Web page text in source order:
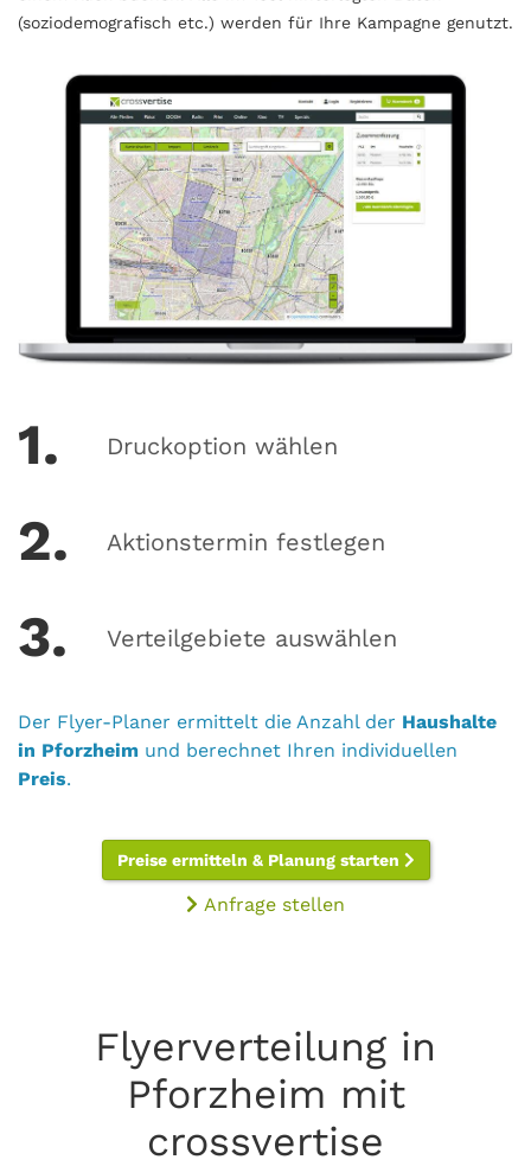
(soziodemografisch etc.) werden für Ihre Kampagne genutzt.
1. Druckoption wählen
2. Aktionstermin festlegen
3. Verteilgebiete auswählen
Der Flyer-Planer ermittelt die Anzahl der Haushalte
in Pforzheim und berechnet Ihren individuellen
Preis.
Preise ermitteln & Planung starten
Anfrage stellen
Flyerverteilung in
Pforzheim mit
crossvertise